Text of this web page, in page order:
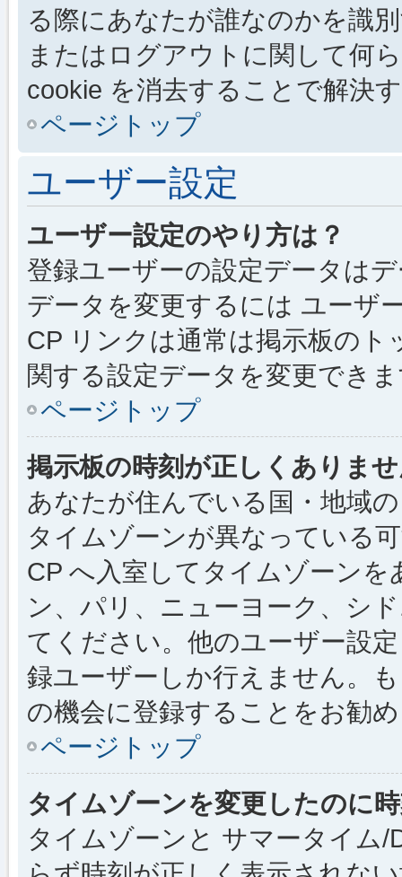
る際にあなたが誰なのかを識
またはログアウトに関して何
cookie を消去することで解決
ページトップ
ユーザー設定
ユーザー設定のやり方は？
登録ユーザーの設定データは
データを変更するには ユーザ
CP リンクは通常は掲示板の
関する設定データを変更でき
ページトップ
掲示板の時刻が正しくありま
あなたが住んでいる国・地域
タイムゾーンが異なっている
CP へ入室してタイムゾーン
ン、パリ、ニューヨーク、シ
てください。他のユーザー設
録ユーザーしか行えません。
の機会に登録することをお勧
ページトップ
タイムゾーンを変更したのに
タイムゾーンと サマータイム